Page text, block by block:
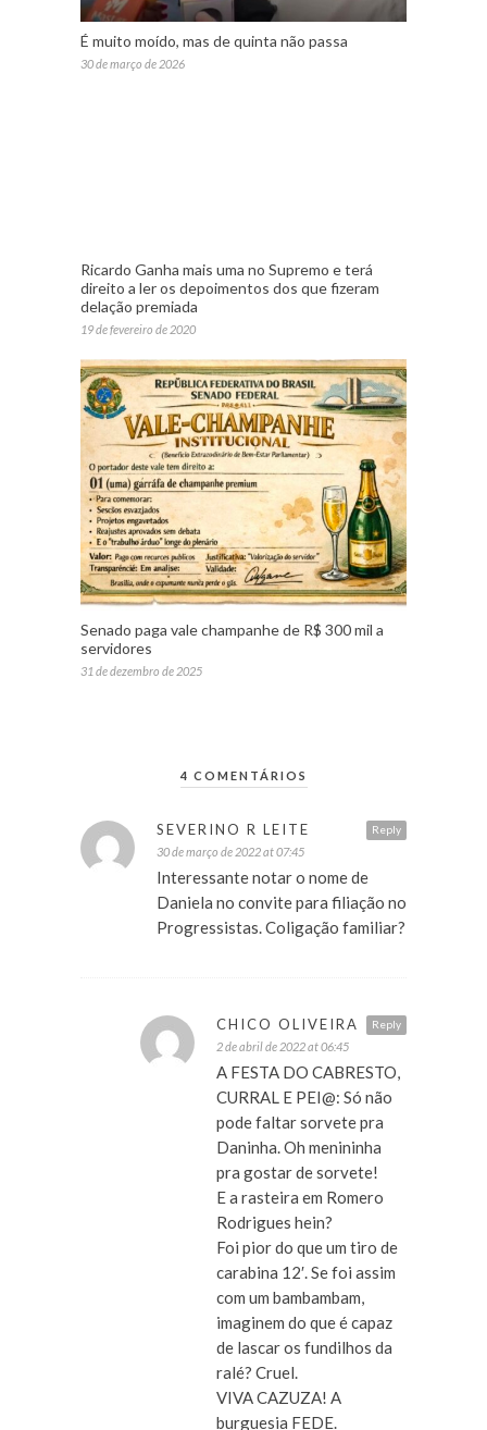
É muito moído, mas de quinta não passa
30 de março de 2026
Ricardo Ganha mais uma no Supremo e terá
direito a ler os depoimentos dos que fizeram
delação premiada
19 de fevereiro de 2020
Senado paga vale champanhe de R$ 300 mil a
servidores
31 de dezembro de 2025
4 COMENTÁRIOS
Reply
SEVERINO R LEITE
30 de março de 2022 at 07:45
Interessante notar o nome de
Daniela no convite para filiação no
Progressistas. Coligação familiar?
Reply
CHICO OLIVEIRA
2 de abril de 2022 at 06:45
A FESTA DO CABRESTO,
CURRAL E PEI@: Só não
pode faltar sorvete pra
Daninha. Oh menininha
pra gostar de sorvete!
E a rasteira em Romero
Rodrigues hein?
Foi pior do que um tiro de
carabina 12′. Se foi assim
com um bambambam,
imaginem do que é capaz
de lascar os fundilhos da
ralé? Cruel.
VIVA CAZUZA! A
burguesia FEDE.